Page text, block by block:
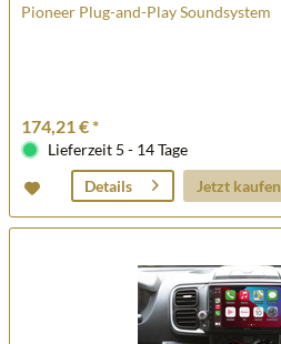
Pioneer Plug-and-Play Soundsystem
174,21 € *
Lieferzeit 5 - 14 Tage
Details
Jetzt kaufen